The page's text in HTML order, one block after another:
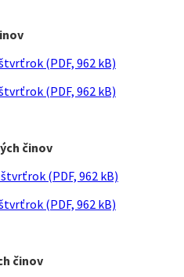
(PDF, 962 kB)
(PDF, 962 kB)
činov
štvrťrok (PDF, 962 kB)
(PDF, 962 kB)
činov